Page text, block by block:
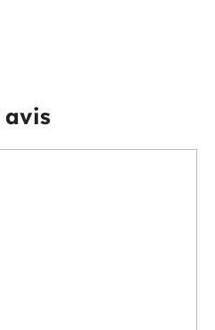
avis